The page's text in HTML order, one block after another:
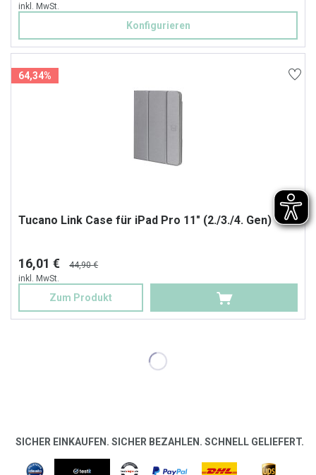
inkl. MwSt.
Konfigurieren
64,34%
Tucano Link Case für iPad Pro 11" (2./3./4. Gen)
16,01 €
44,90 €
inkl. MwSt.
Zum Produkt
SICHER EINKAUFEN. SICHER BEZAHLEN. SCHNELL GELIEFERT.